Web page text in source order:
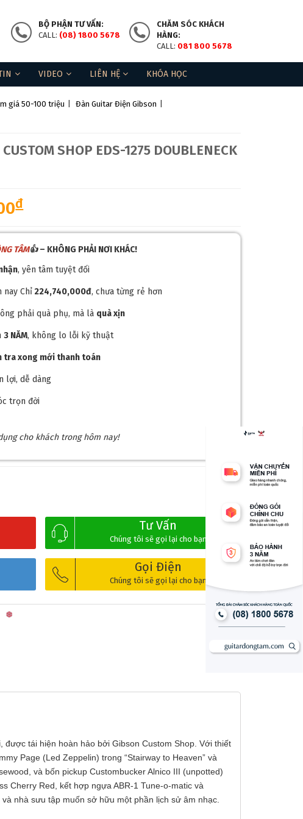
BỘ PHẬN TƯ VẤN:
CALL: (08) 1800 5678
CHĂM SÓC KHÁCH
HÀNG:
CALL: 081 800 5678
VIDEO LIÊN HỆ KHÓA HỌC
giá 50-100 triệu Đàn Guitar Điện Gibson
SHOP EDS-1275 DOUBLENECK
đ
TÂM👍– KHÔNG PHẢI NƠI KHÁC!
, yên tâm tuyệt đối
nay Chỉ 224,740,000đ, chưa từng rẻ hơn
phải quà phụ, mà là quà xịn
3 NĂM, không lo lỗi kỹ thuật
tra xong mới thanh toán
lợi, dễ dàng
trọn đời
cho khách trong hôm nay!
Tư Vấn
Chúng tôi sẽ gọi lại cho bạn
Gọi Điện
Chúng tôi sẽ gọi lại cho bạn
được tái hiện hoàn hảo bởi Gibson Custom Shop. Với thiết
Page (Led Zeppelin) trong “Stairway to Heaven” và
và bốn pickup Custombucker Alnico III (unpotted)
Cherry Red, kết hợp ngựa ABR-1 Tune-o-matic và
nhà sưu tập muốn sở hữu một phần lịch sử âm nhạc.